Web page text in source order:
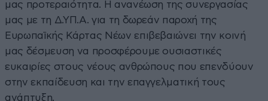
μας προτεραιότητα. Η ανανέωση της συνεργασίας
μας με τη Δ.ΥΠ.Α. για τη δωρεάν παροχή της
Ευρωπαϊκής Κάρτας Νέων επιβεβαιώνει την κοινή
μας δέσμευση να προσφέρουμε ουσιαστικές
ευκαιρίες στους νέους ανθρώπους που επενδύουν
στην εκπαίδευση και την επαγγελματική τους
ανάπτυξη.